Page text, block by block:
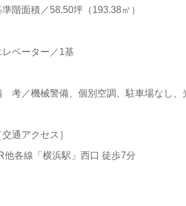
準階面積／58.50坪（193.38㎡）
レベーター／1基
考／機械警備、個別空調、駐車場なし、
交通アクセス］
他各線「横浜駅」西口 徒歩7分